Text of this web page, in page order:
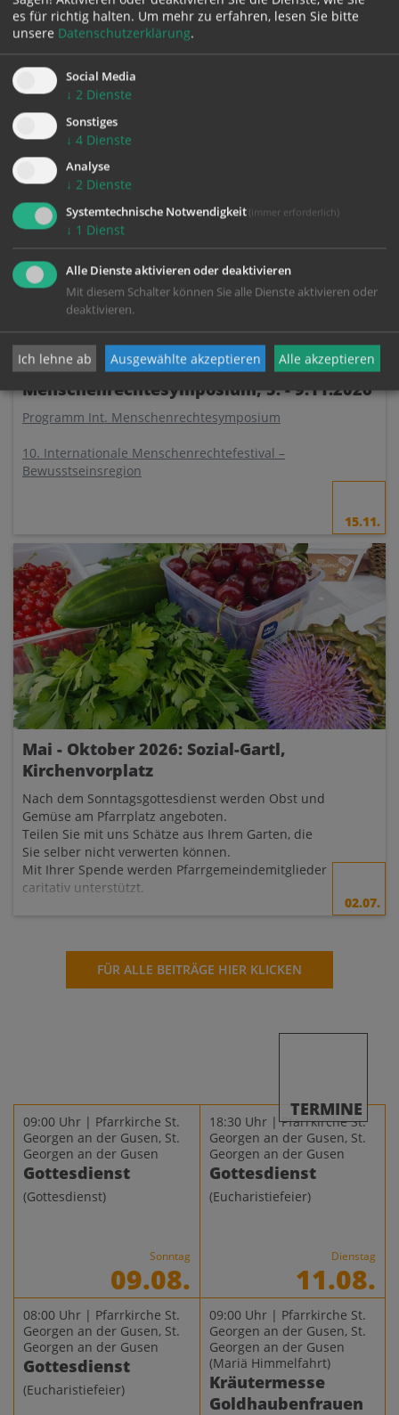
Mariendom
Tarock am Dom: 1. Benefiz-Tarockturnier für den
13. September 2026, 14.00 Uhr
Restaurant pauls steak & veggi Linz, Domplatz 3,
Internationales
Menschenrechtesymposium, 5. - 9.11.2026
Programm Int. Menschenrechtesymposium
10. Internationale Menschenrechtefestival –
Bewusstseinsregion
15.11.
Mai - Oktober 2026: Sozial-Gartl,
Kirchenvorplatz
Nach dem Sonntagsgottesdienst werden Obst und
Gemüse am Pfarrplatz angeboten.
Teilen Sie mit uns Schätze aus Ihrem Garten, die
Sie selber nicht verwerten können.
Mit Ihrer Spende werden Pfarrgemeindemitglieder
caritativ unterstützt.
02.07.
FÜR ALLE BEITRÄGE HIER KLICKEN
TERMINE
09:00 Uhr | Pfarrkirche St.
Georgen an der Gusen, St.
Georgen an der Gusen
Gottesdienst
(Gottesdienst)
Sonntag
09.08.
18:30 Uhr | Pfarrkirche St.
Georgen an der Gusen, St.
Georgen an der Gusen
Gottesdienst
(Eucharistiefeier)
Dienstag
11.08.
08:00 Uhr | Pfarrkirche St.
Georgen an der Gusen, St.
Georgen an der Gusen
Gottesdienst
(Eucharistiefeier)
09:00 Uhr | Pfarrkirche St.
Georgen an der Gusen, St.
Georgen an der Gusen
(Mariä Himmelfahrt)
Kräutermesse
Goldhaubenfrauen
es für richtig halten. Um mehr zu erfahren, lesen Sie bitte
unsere Datenschutzerklärung.
Social Media
↓ 2 Dienste
Sonstiges
↓ 4 Dienste
Analyse
↓ 2 Dienste
Systemtechnische Notwendigkeit (immer erforderlich)
↓ 1 Dienst
Alle Dienste aktivieren oder deaktivieren
Mit diesem Schalter können Sie alle Dienste aktivieren oder
deaktivieren.
Ich lehne ab Ausgewählte akzeptieren Alle akzeptieren